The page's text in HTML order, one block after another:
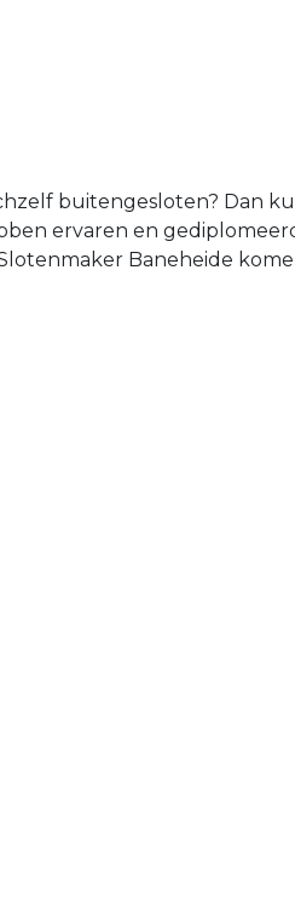
buitengesloten? Dan
ervaren en
Baneheide